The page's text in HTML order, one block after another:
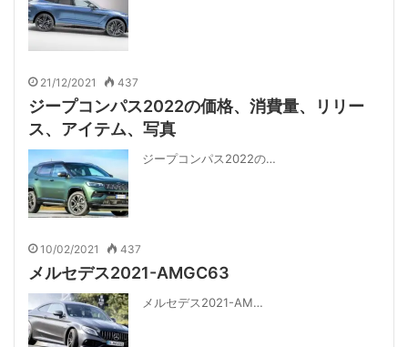
21/12/2021 437
ジープコンパス2022の価格、消費量、リリー
ス、アイテム、写真
ジープコンパス2022の…
10/02/2021 437
メルセデス2021-AMGC63
メルセデス2021-AM…